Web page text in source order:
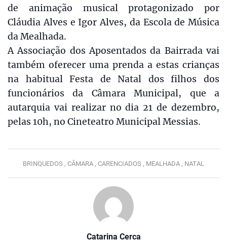
Catarina Cerca
de animação musical protagonizado por
Cláudia Alves e Igor Alves, da Escola de Música
da Mealhada.
A Associação dos Aposentados da Bairrada vai
também oferecer uma prenda a estas crianças
na habitual Festa de Natal dos filhos dos
funcionários da Câmara Municipal, que a
autarquia vai realizar no dia 21 de dezembro,
pelas 10h, no Cineteatro Municipal Messias.
BRINQUEDOS , CÂMARA , CARENCIADOS , MEALHADA , NATAL